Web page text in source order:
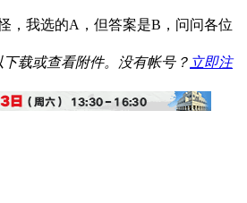
，我选的A，但答案是B，问问各位
下载或查看附件。没有帐号？ 立即注